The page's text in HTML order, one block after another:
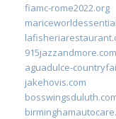
fiamc-rome2022.org
915jazzandmore.com
aguadulce-
jakehovis.com